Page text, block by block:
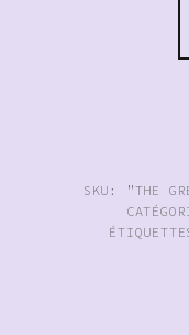
SKU: "THE